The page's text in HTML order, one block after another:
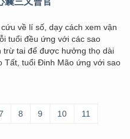
về lí số, dạy cách xem vận
tuổi đều ứng với các sao
trừ tai để được hưởng thọ dài
Tất, tuổi Đinh Mão ứng với sao
8 9 10 11